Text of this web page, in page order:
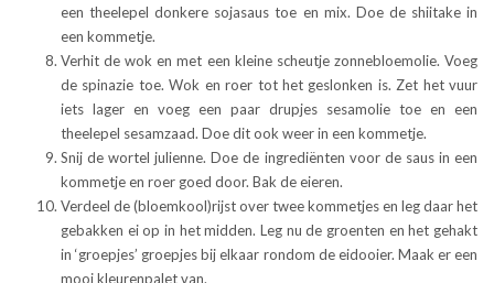
een theelepel donkere sojasaus toe en mix. Doe de shiitake in
een kommetje.
Verhit de wok en met een kleine scheutje zonnebloemolie. Voeg
de spinazie toe. Wok en roer tot het geslonken is. Zet het vuur
iets lager en voeg een paar drupjes sesamolie toe en een
theelepel sesamzaad. Doe dit ook weer in een kommetje.
Snij de wortel julienne. Doe de ingrediënten voor de saus in een
kommetje en roer goed door. Bak de eieren.
Verdeel de (bloemkool)rijst over twee kommetjes en leg daar het
gebakken ei op in het midden. Leg nu de groenten en het gehakt
in ‘groepjes’ groepjes bij elkaar rondom de eidooier. Maak er een
mooi kleurenpalet van.